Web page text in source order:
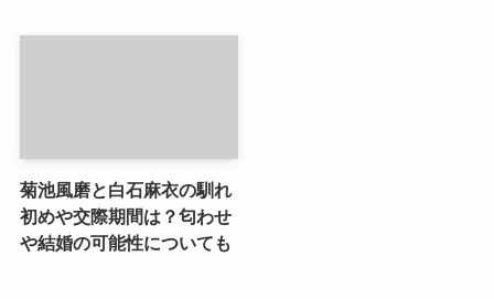
菊池風磨と白石麻衣の馴れ
初めや交際期間は？匂わせ
や結婚の可能性についても